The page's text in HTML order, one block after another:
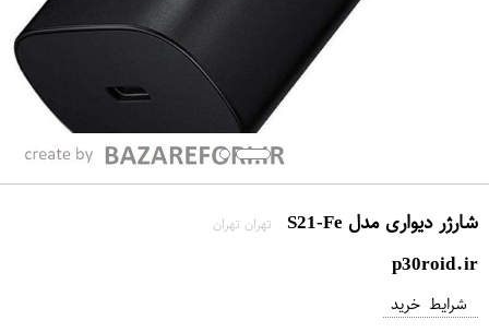
شارژر دیواری مدل S21-Fe تهران تهران
p30roid.ir
شرایط خرید